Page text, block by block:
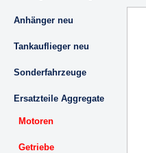
Anhänger neu
Tankauflieger neu
Sonderfahrzeuge
Ersatzteile Aggregate
Motoren
Getriebe